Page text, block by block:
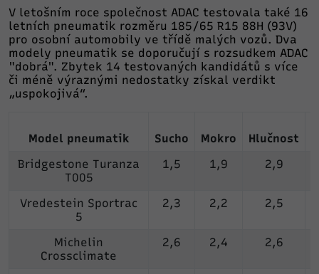
V letošním roce společnost ADAC testovala také 16
letních pneumatik rozměru 185/65 R15 88H (93V)
pro osobní automobily ve třídě malých vozů. Dva
modely pneumatik se doporučují s rozsudkem ADAC
"dobrá". Zbytek 14 testovaných kandidátů s více
či méně výraznými nedostatky získal verdikt
„uspokojivá“.
Model pneumatik Sucho Mokro Hlučnost
Bridgestone Turanza
T005
1,5 1,9 2,9
Vredestein Sportrac
5
2,3 2,2 2,5
Michelin
Crossclimate
2,6 2,4 2,6